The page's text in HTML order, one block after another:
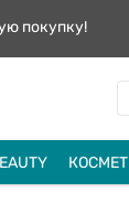
покупку!